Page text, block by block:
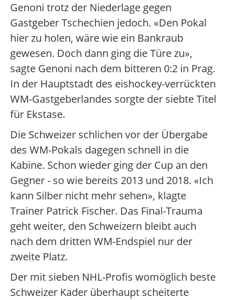
Genoni trotz der Niederlage gegen
Gastgeber Tschechien jedoch. «Den Pokal
hier zu holen, wäre wie ein Bankraub
gewesen. Doch dann ging die Türe zu»,
sagte Genoni nach dem bitteren 0:2 in Prag.
In der Hauptstadt des eishockey-verrückten
WM-Gastgeberlandes sorgte der siebte Titel
für Ekstase.
Die Schweizer schlichen vor der Übergabe
des WM-Pokals dagegen schnell in die
Kabine. Schon wieder ging der Cup an den
Gegner - so wie bereits 2013 und 2018. «Ich
kann Silber nicht mehr sehen», klagte
Trainer Patrick Fischer. Das Final-Trauma
geht weiter, den Schweizern bleibt auch
nach dem dritten WM-Endspiel nur der
zweite Platz.
Der mit sieben NHL-Profis womöglich beste
Schweizer Kader überhaupt scheiterte